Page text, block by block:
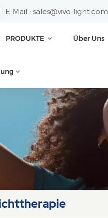
E-Mail : sales@vivo-light.com
PRODUKTE Über Uns